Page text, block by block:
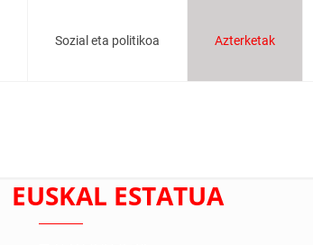
Sozial eta politikoa Azterketak
EUSKAL ESTATUA